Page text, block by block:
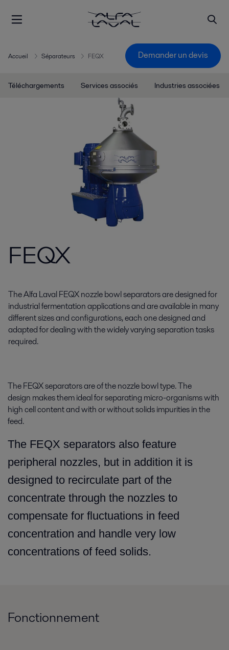
Accueil Séparateurs FEQX Demander un devis
Téléchargements Services associés Industries associées
FEQX
The Alfa Laval FEQX nozzle bowl separators are designed for
industrial fermentation applications and are available in many
different sizes and configurations, each one designed and
adapted for dealing with the widely varying separation tasks
required.
The FEQX separators are of the nozzle bowl type. The
design makes them ideal for separating micro-organisms with
high cell content and with or without solids impurities in the
feed.
The FEQX separators also feature
peripheral nozzles, but in addition it is
designed to recirculate part of the
concentrate through the nozzles to
compensate for fluctuations in feed
concentration and handle very low
concentrations of feed solids.
Fonctionnement